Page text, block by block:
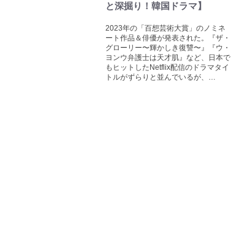
と深掘り！韓国ドラマ】
2023年の「百想芸術大賞」のノミネ
ート作品＆俳優が発表された。『ザ・
グローリー〜輝かしき復讐〜』『ウ・
ヨンウ弁護士は天才肌』など、日本で
もヒットしたNetflix配信のドラマタイ
トルがずらりと並んでいるが、…